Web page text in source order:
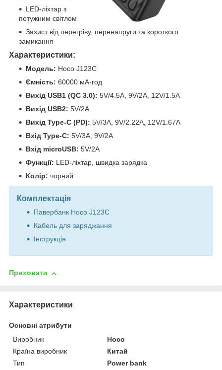
LED-ліхтар з
потужним світлом
Захист від перегріву, перенапруги та короткого
замикання
Характеристики:
Модель: Hoco J123C
Ємність: 60000 мА·год
Вихід USB1 (QC 3.0): 5V/4.5A, 9V/2A, 12V/1.5A
Вихід USB2: 5V/2A
Вихід Type-C (PD): 5V/3A, 9V/2.22A, 12V/1.67A
Вхід Type-C: 5V/3A, 9V/2A
Вхід microUSB: 5V/2A
Функції: LED-ліхтар, швидка зарядка
Колір: чорний
Комплектація
Павербанк Hoco J123C
Кабель для заряджання
Інструкція
Приховати
Характеристики
Основні атрибути
Виробник
Hoco
Країна виробник
Китай
Тип
Power bank